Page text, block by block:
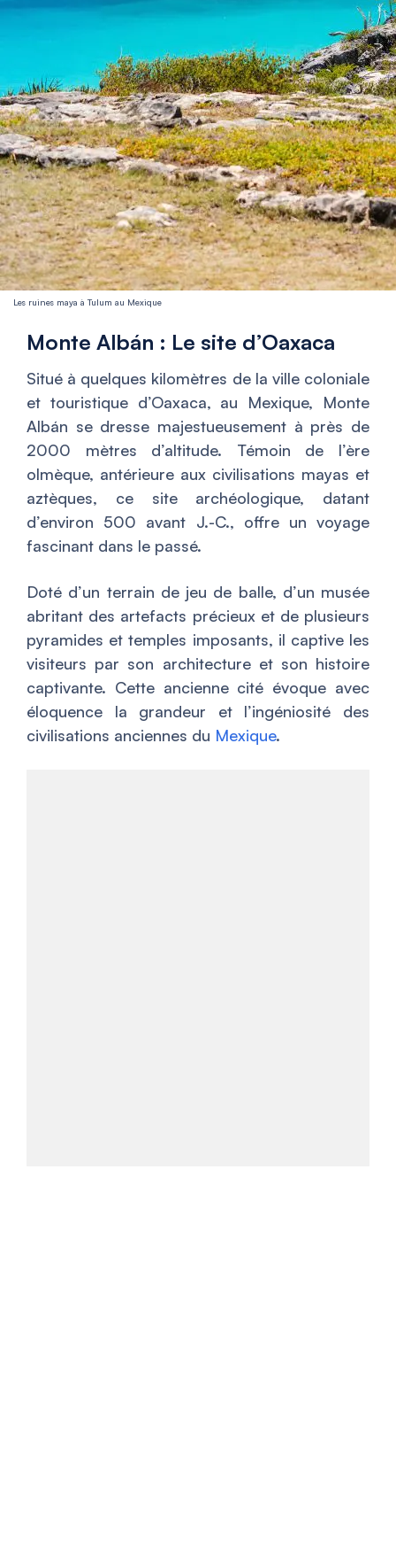
Les ruines maya à Tulum au Mexique
Monte Albán : Le site d’Oaxaca
Situé à quelques kilomètres de la ville coloniale
et touristique d’Oaxaca, au Mexique, Monte
Albán se dresse majestueusement à près de
2000 mètres d’altitude. Témoin de l’ère
olmèque, antérieure aux civilisations mayas et
aztèques, ce site archéologique, datant
d’environ 500 avant J.-C., offre un voyage
fascinant dans le passé.
Doté d’un terrain de jeu de balle, d’un musée
abritant des artefacts précieux et de plusieurs
pyramides et temples imposants, il captive les
visiteurs par son architecture et son histoire
captivante. Cette ancienne cité évoque avec
éloquence la grandeur et l’ingéniosité des
civilisations anciennes du Mexique.